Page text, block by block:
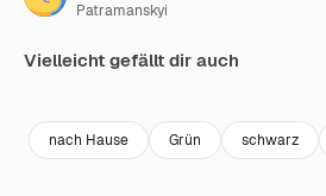
Patramanskyi
Vielleicht gefällt dir auch
nach Hause Grün schwarz